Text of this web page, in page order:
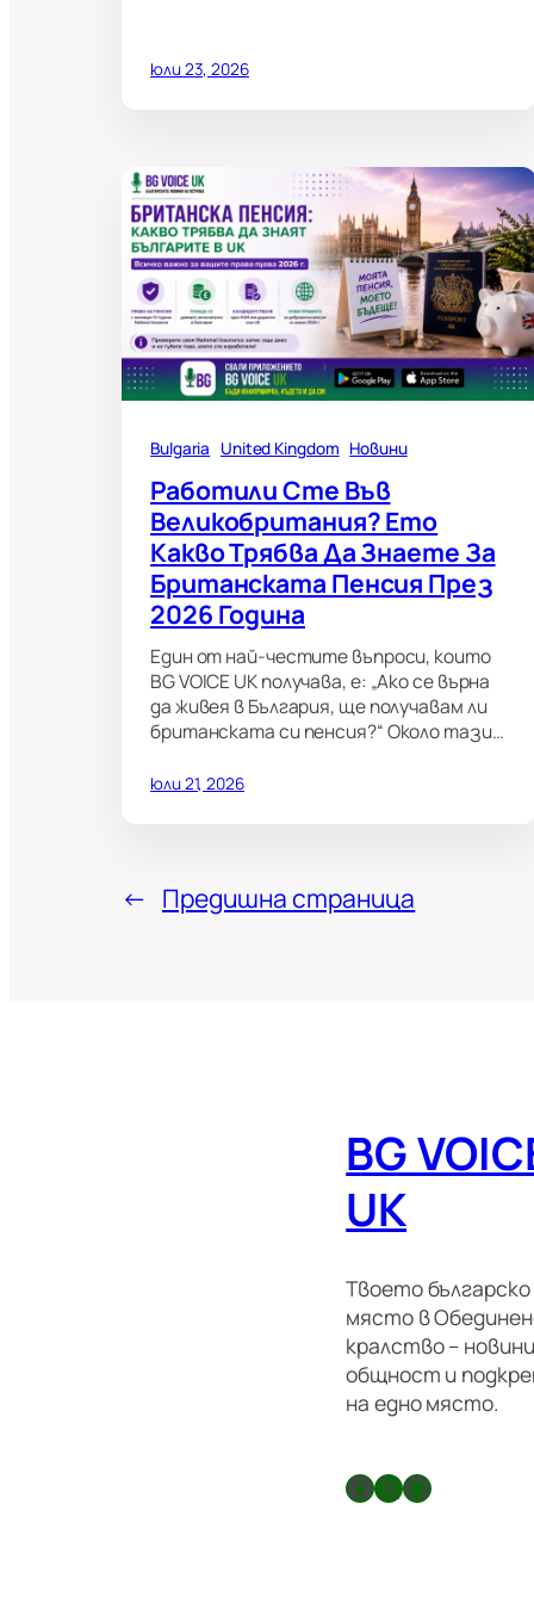
юли 23, 2026
Bulgaria United Kingdom Новини
Работили Сте Във
Великобритания? Ето
Какво Трябва Да Знаете За
Британската Пенсия През
2026 Година
Един от най-честите въпроси, които
BG VOICE UK получава, е: „Ако се върна
да живея в България, ще получавам ли
британската си пенсия?“ Около тази…
юли 21, 2026
← Предишна страница
BG
UK
Твоето българско
място в
кралство –
общност и
на едно място.
Facebook X GitHub